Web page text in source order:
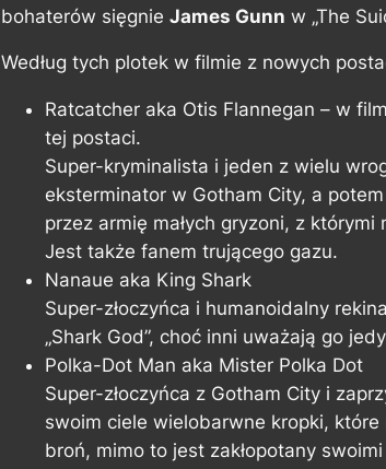
bohaterów sięgnie James Gunn w „The
Według tych plotek w filmie z nowych
Ratcatcher aka Otis Flannegan – w
tej postaci.
Super-kryminalista i jeden z wielu
eksterminator w Gotham City, a
przez armię małych gryzoni, z
Jest także fanem trującego gazu.
Nanaue aka King Shark
Super-złoczyńca i humanoidalny
„Shark God”, choć inni uważają go
Polka-Dot Man aka Mister Polka Dot
Super-złoczyńca z Gotham City i
swoim ciele wielobarwne kropki,
broń, mimo to jest zakłopotany